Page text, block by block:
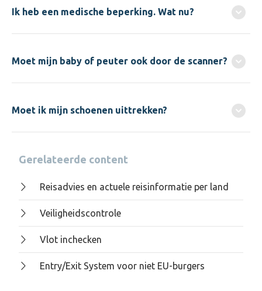
Ik heb een medische beperking. Wat nu?
Moet mijn baby of peuter ook door de scanner?
Moet ik mijn schoenen uittrekken?
Gerelateerde content
Reisadvies en actuele reisinformatie per land
Veiligheidscontrole
Vlot inchecken
Entry/Exit System voor niet EU-burgers